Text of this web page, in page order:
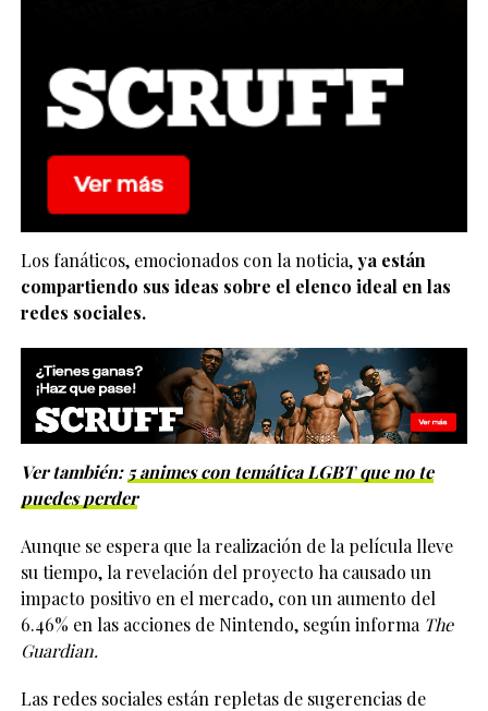
Los fanáticos, emocionados con la noticia,ya están
compartiendo sus ideas sobre el elenco ideal en las
redes sociales.
Ver también:5 animes con temática LGBT que no te
puedes perder
Aunque se espera que la realización de la película lleve
su tiempo, la revelación del proyecto ha causado un
impacto positivo en el mercado, con un aumento del
6.46% en las acciones de Nintendo, según informa The
Guardian.
Las redes sociales están repletas de sugerencias de